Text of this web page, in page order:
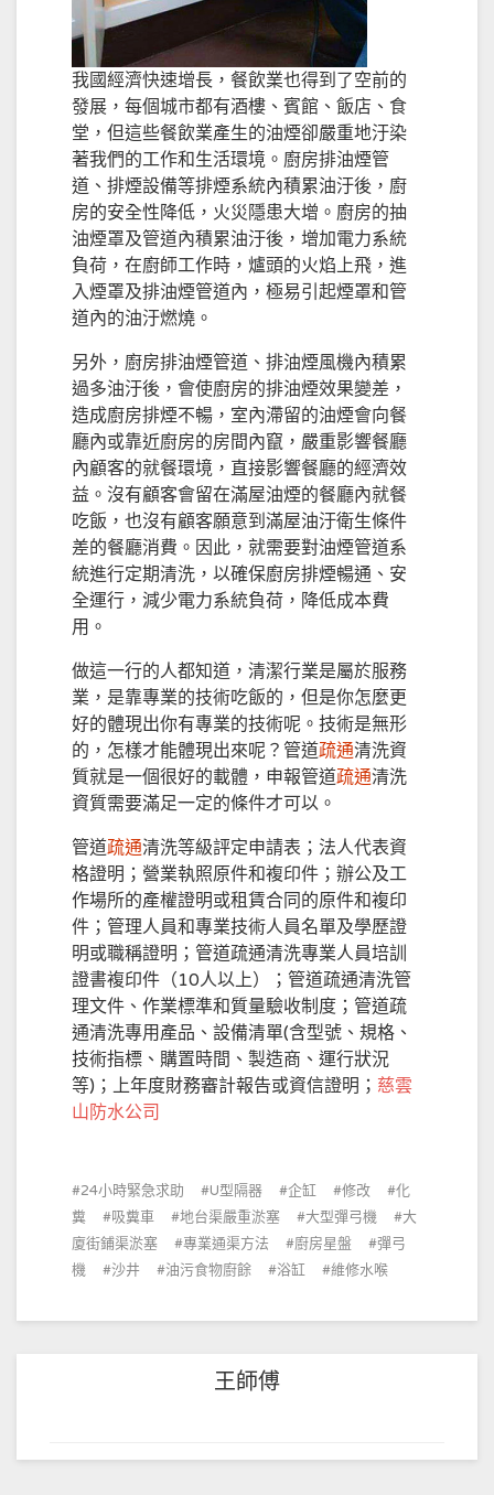
我國經濟快速增長，餐飲業也得到了空前的
發展，每個城市都有酒樓、賓館、飯店、食
堂，但這些餐飲業產生的油煙卻嚴重地汙染
著我們的工作和生活環境。廚房排油煙管
道、排煙設備等排煙系統內積累油汙後，廚
房的安全性降低，火災隱患大增。廚房的抽
油煙罩及管道內積累油汙後，增加電力系統
負荷，在廚師工作時，爐頭的火焰上飛，進
入煙罩及排油煙管道內，極易引起煙罩和管
道內的油汙燃燒。
另外，廚房排油煙管道、排油煙風機內積累
過多油汙後，會使廚房的排油煙效果變差，
造成廚房排煙不暢，室內滯留的油煙會向餐
廳內或靠近廚房的房間內竄，嚴重影響餐廳
內顧客的就餐環境，直接影響餐廳的經濟效
益。沒有顧客會留在滿屋油煙的餐廳內就餐
吃飯，也沒有顧客願意到滿屋油汙衛生條件
差的餐廳消費。因此，就需要對油煙管道系
統進行定期清洗，以確保廚房排煙暢通、安
全運行，減少電力系統負荷，降低成本費
用。
做這一行的人都知道，清潔行業是屬於服務
業，是靠專業的技術吃飯的，但是你怎麼更
好的體現出你有專業的技術呢。技術是無形
的，怎樣才能體現出來呢？管道疏通清洗資
質就是一個很好的載體，申報管道疏通清洗
資質需要滿足一定的條件才可以。
管道疏通清洗等級評定申請表；法人代表資
格證明；營業執照原件和複印件；辦公及工
作場所的產權證明或租賃合同的原件和複印
件；管理人員和專業技術人員名單及學歷證
明或職稱證明；管道疏通清洗專業人員培訓
證書複印件（10人以上）；管道疏通清洗管
理文件、作業標準和質量驗收制度；管道疏
通清洗專用產品、設備清單(含型號、規格、
技術指標、購置時間、製造商、運行狀況
等)；上年度財務審計報告或資信證明； 慈雲
山防水公司
24小時緊急求助 U型隔器 企缸 修改
化
糞
吸糞車 地台渠嚴重淤塞 大型彈弓機
大
廈街鋪渠淤塞
專業通渠方法 廚房星盤
彈弓
機
沙井 油污食物廚餘 浴缸 維修水喉
王師傅